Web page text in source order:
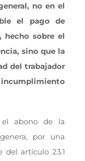
no en el
el pago de
hecho sobre el
sino que la
del trabajador
el abono de la
por una
artículo 23.1